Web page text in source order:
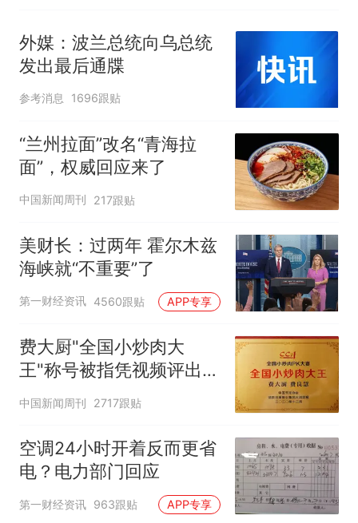
外媒：波兰总统向乌总统
发出最后通牒
参考消息 1696跟贴
“兰州拉面”改名“青海拉
面”，权威回应来了
中国新闻周刊 217跟贴
美财长：过两年 霍尔木兹
海峡就“不重要”了
第一财经资讯 4560跟贴 APP专享
费大厨"全国小炒肉大
王"称号被指凭视频评出
官方回应
中国新闻周刊 2717跟贴
空调24小时开着反而更省
电？电力部门回应
第一财经资讯 963跟贴 APP专享